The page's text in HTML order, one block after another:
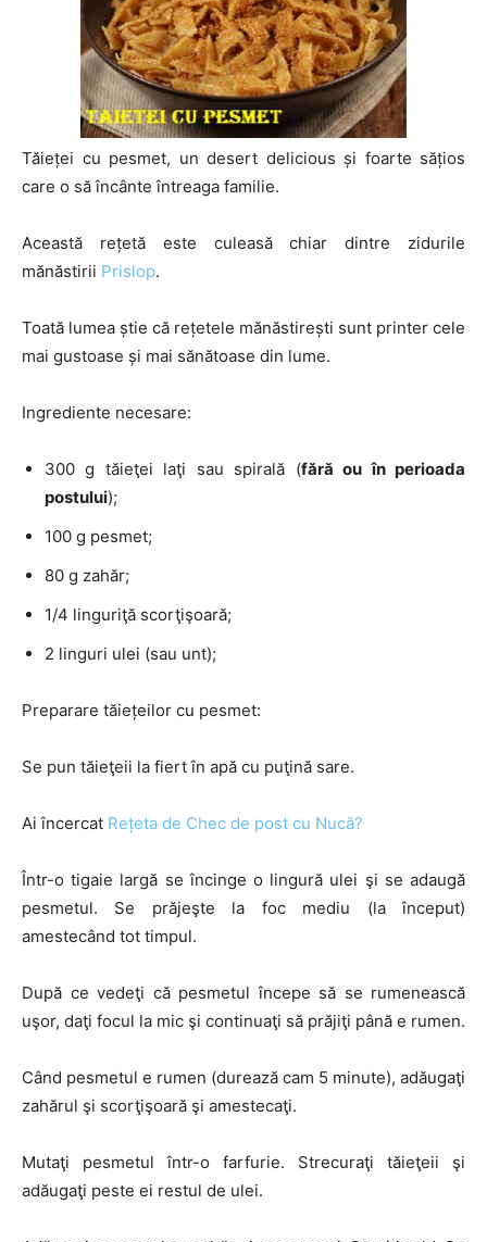
Tăieței cu pesmet, un desert delicious și foarte sățios
care o să încânte întreaga familie.
Această rețetă este culeasă chiar dintre zidurile
mănăstirii Prislop.
Toată lumea știe că rețetele mănăstirești sunt printer cele
mai gustoase și mai sănătoase din lume.
Ingrediente necesare:
300 g tăieţei laţi sau spirală (fără ou în perioada
postului);
100 g pesmet;
80 g zahăr;
1/4 linguriţă scorţişoară;
2 linguri ulei (sau unt);
Preparare tăiețeilor cu pesmet:
Se pun tăieţeii la fiert în apă cu puţină sare.
Ai încercat Rețeta de Chec de post cu Nucă?
Într-o tigaie largă se încinge o lingură ulei şi se adaugă
pesmetul. Se prăjeşte la foc mediu (la început)
amestecând tot timpul.
După ce vedeţi că pesmetul începe să se rumenească
uşor, daţi focul la mic şi continuaţi să prăjiţi până e rumen.
Când pesmetul e rumen (durează cam 5 minute), adăugaţi
zahărul şi scorţişoară şi amestecaţi.
Mutaţi pesmetul într-o farfurie. Strecuraţi tăieţeii şi
adăugaţi peste ei restul de ulei.